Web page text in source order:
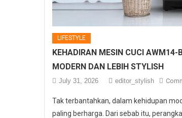
LIFESTYLE
KEHADIRAN MESIN CUCI
MODERN DAN LEBIH STYLISH
July 31, 2026 editor_stylish
Tak terbantahkan, dalam kehidupan
paling berharga. Dari sebab itu,